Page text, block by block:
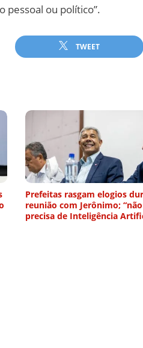
pessoal ou político”.
TWEET
Prefeitas rasgam elogios
reunião com Jerônimo; “não
precisa de Inteligência